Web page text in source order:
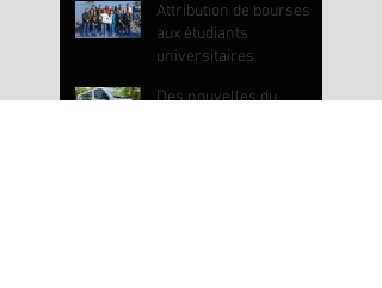
Attribution de bourses
aux étudiants
universitaires
Des nouvelles du